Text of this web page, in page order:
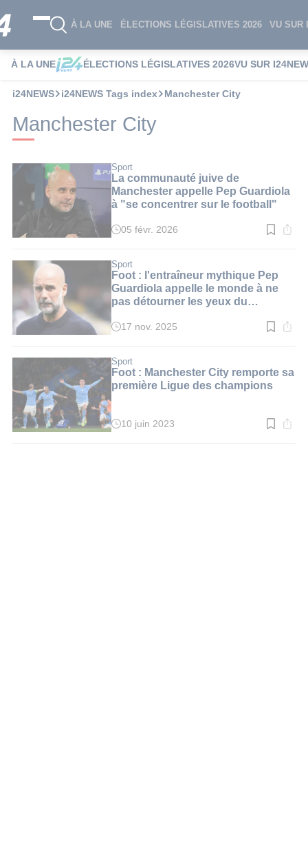
À LA UNE ÉLECTIONS LÉGISLATIVES 2026 VU SUR
À LA UNE ÉLECTIONS LÉGISLATIVES 2026VU SUR
i24NEWS i24NEWS Tags index Manchester City
Manchester City
Sport
La communauté juive de
Manchester appelle Pep Guardiola
à "se concentrer sur le football"
Temps
:
4
min.
05 févr. 2026
Sport
Foot : l'entraîneur mythique Pep
Guardiola appelle le monde à ne
pas détourner les yeux du
Temps
:
2
min.
17 nov. 2025
Sport
Foot : Manchester City remporte sa
première Ligue des champions
Temps
10 juin 2023